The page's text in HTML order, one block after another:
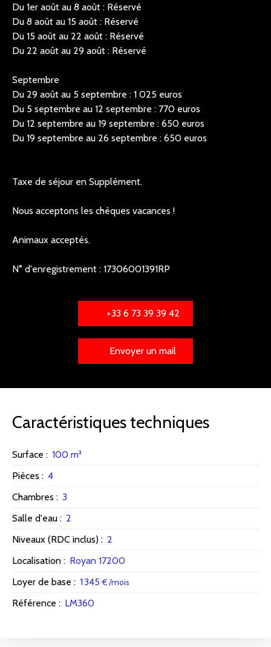
Du 1er août au 8 août : Réservé
Du 8 août au 15 août : Réservé
Du 15 août au 22 août : Réservé
Du 22 août au 29 août : Réservé
Septembre
Du 29 août au 5 septembre : 1 025 euros
Du 5 septembre au 12 septembre : 770 euros
Du 12 septembre au 19 septembre : 650 euros
Du 19 septembre au 26 septembre : 650 euros
Taxe de séjour en Supplément.
Nous acceptons les chèques vacances !
Animaux acceptés.
N° d'enregistrement : 17306001391RP
+33 6 73 39 39 42
Envoyer un mail
Caractéristiques techniques
Surface : 100 m²
Pièces : 4
Chambres : 3
Salle d'eau : 2
Niveaux (RDC inclus) : 2
Localisation : Royan 17200
Loyer de base : 1 345€ /mois
Référence : LM360